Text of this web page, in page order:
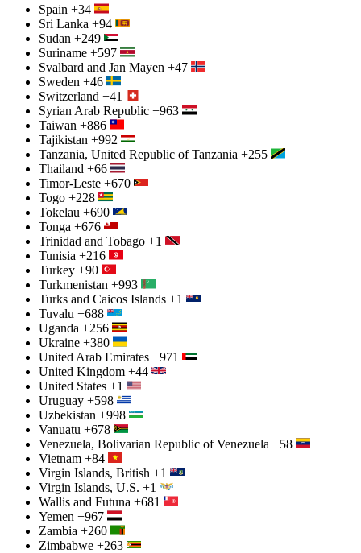
Spain +34
Sri Lanka +94
Sudan +249
Suriname +597
Svalbard and Jan Mayen +47
Sweden +46
Switzerland +41
Syrian Arab Republic +963
Taiwan +886
Tajikistan +992
Tanzania, United Republic of Tanzania +255
Thailand +66
Timor-Leste +670
Togo +228
Tokelau +690
Tonga +676
Trinidad and Tobago +1
Tunisia +216
Turkey +90
Turkmenistan +993
Turks and Caicos Islands +1
Tuvalu +688
Uganda +256
Ukraine +380
United Arab Emirates +971
United Kingdom +44
United States +1
Uruguay +598
Uzbekistan +998
Vanuatu +678
Venezuela, Bolivarian Republic of Venezuela +58
Vietnam +84
Virgin Islands, British +1
Virgin Islands, U.S. +1
Wallis and Futuna +681
Yemen +967
Zambia +260
Zimbabwe +263